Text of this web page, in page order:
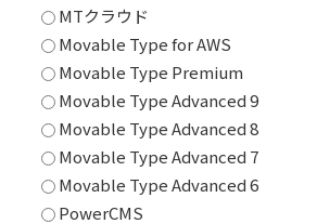
MTクラウド
Movable Type for AWS
Movable Type Premium
Movable Type Advanced 9
Movable Type Advanced 8
Movable Type Advanced 7
Movable Type Advanced 6
PowerCMS